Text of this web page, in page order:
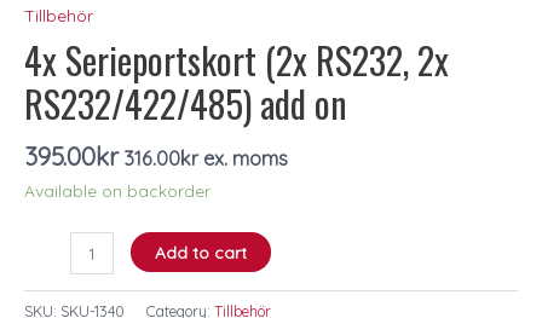
Tillbehör
4x Serieportskort (2x RS232, 2x
RS232/422/485) add on
395.00kr 316.00krex. moms
Available on backorder
RS232/422/485)
add
on
quantity
Add to cart
SKU: SKU-1340 Category: Tillbehör